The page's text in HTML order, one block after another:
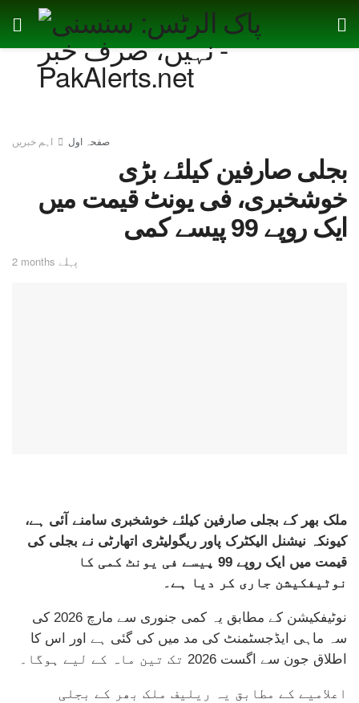
صفحہ اول اہم خبریں
بجلی صارفین کیلئے بڑی
خوشخبری، فی یونٹ قیمت میں
ایک روپے 99 پیسے کمی
2 months پہلے
ملک بھر کے بجلی صارفین کیلئے خوشخبری سامنے آئی ہے،
کیونکہ نیشنل الیکٹرک پاور ریگولیٹری اتھارٹی نے بجلی کی
قیمت میں ایک روپے 99 پیسے فی یونٹ کمی کا
نوٹیفکیشن جاری کر دیا ہے۔
نوٹیفکیشن کے مطابق یہ کمی جنوری سے مارچ 2026 کی
سہ ماہی ایڈجسٹمنٹ کی مد میں کی گئی ہے اور اس کا
اطلاق جون سے اگست 2026 تک تین ماہ کے لیے ہوگا۔
اعلامیے کے مطابق یہ ریلیف ملک بھر کے بجلی